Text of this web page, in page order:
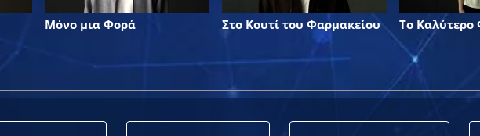
Μόνο μια Φορά Στο Κουτί του Φαρμακείου Το Καλύτερο